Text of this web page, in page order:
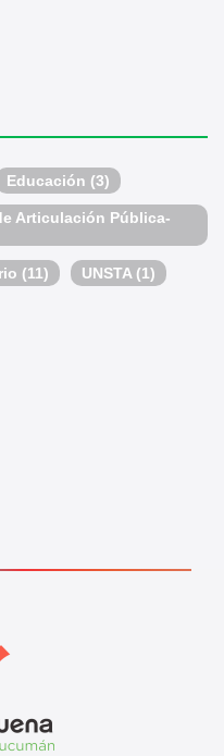
Educación (3)
Articulación Pública-
(11) UNSTA (1)